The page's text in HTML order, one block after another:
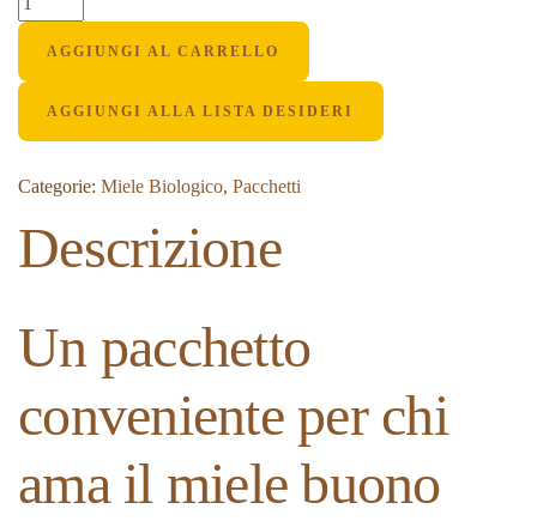
AGGIUNGI AL CARRELLO
AGGIUNGI ALLA LISTA DESIDERI
Categorie: Miele Biologico, Pacchetti
Descrizione
Un pacchetto
conveniente per chi
ama il miele buono